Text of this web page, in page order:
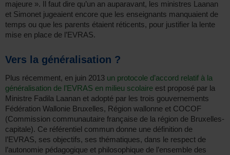
majeure ». Il faut dire qu’un an auparavant, les ministres Laanan
et Simonet jugeaient encore que les enseignants manquaient de
temps ou que les parents étaient réticents, pour justifier la lente
mise en place de l’EVRAS.
Vers la généralisation ?
Plus récemment, en juin 2013 un protocole d’accord relatif à la
généralisation de l’EVRAS en milieu scolaire est proposé par la
Ministre Fadila Laanan et adopté par les trois gouvernements
Fédération Wallonie Bruxelles, Région wallonne et COCOF
(Commission communautaire française de la région de Bruxelles-
capitale). Ce référentiel commun donne une définition de
l’EVRAS, ses objectifs, ses thématiques, dans le respect de
l’autonomie pédagogique et philosophique de l’ensemble des